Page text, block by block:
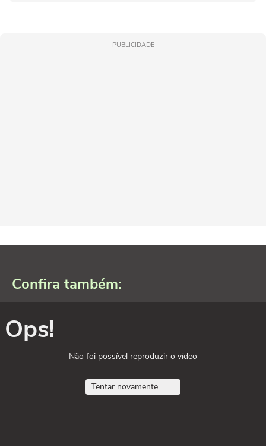
PUBLICIDADE
Confira também:
Ops!
Não foi possível reproduzir o vídeo
Tentar novamente